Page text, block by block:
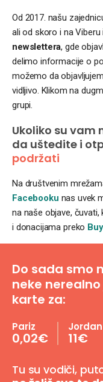
Od 2017. našu
ali od skoro i na Viberu
newslettera, gde
delimo informacije o
možemo da
vidljivo. Klikom na
grupi.
Ukoliko su vam
da uštedite i
podržati
Na društvenim
Facebooku nas uvek
na naše objave,
i donacijama preko
Do sada smo
neke
karte za:
Pariz
0,02€
Jordan
11€
Tu su vodiči,